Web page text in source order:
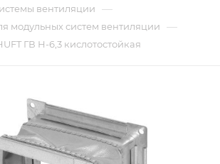
вентиляции —
модульных систем вентиляции —
ГВ Н-6,3 кислотостойкая